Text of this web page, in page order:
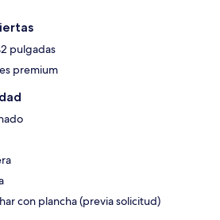
pulgadas
premium
con plancha (previa solicitud)